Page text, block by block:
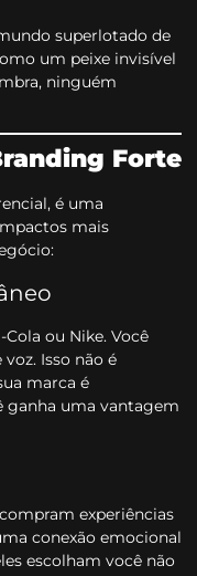
superlotado de
um peixe invisível
ninguém
Forte
é uma
mais
ou Nike. Você
Isso não é
marca é
ganha uma vantagem
experiências
conexão emocional
escolham você não